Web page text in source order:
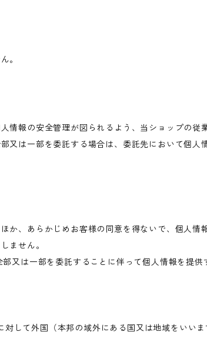
。
情報の安全管理が図られるよう、当ショップの従
又は一部を委託する場合は、委託先において個人
か、あらかじめお客様の同意を得ないで、個人情
ません。
又は一部を委託することに伴って個人情報を提供
して外国（本邦の域外にある国又は地域をいいま